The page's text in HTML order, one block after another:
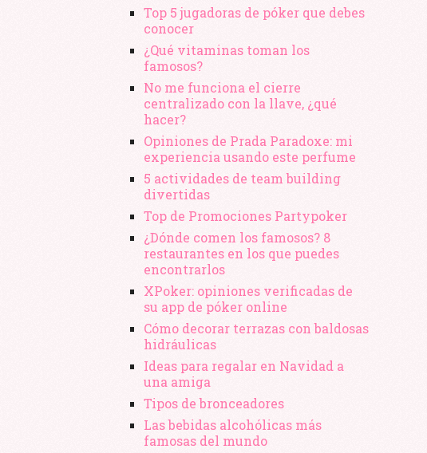
Top 5 jugadoras de póker que debes
conocer
¿Qué vitaminas toman los
famosos?
No me funciona el cierre
centralizado con la llave, ¿qué
hacer?
Opiniones de Prada Paradoxe: mi
experiencia usando este perfume
5 actividades de team building
divertidas
Top de Promociones Partypoker
¿Dónde comen los famosos? 8
restaurantes en los que puedes
encontrarlos
XPoker: opiniones verificadas de
su app de póker online
Cómo decorar terrazas con baldosas
hidráulicas
Ideas para regalar en Navidad a
una amiga
Tipos de bronceadores
Las bebidas alcohólicas más
famosas del mundo